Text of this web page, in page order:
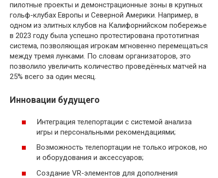
пилотные проекты и демонстрационные зоны в крупных
гольф-клубах Европы и Северной Америки. Например, в
одном из элитных клубов на Калифорнийском побережье
в 2023 году была успешно протестирована прототипная
система, позволяющая игрокам мгновенно перемещаться
между тремя лунками. По словам организаторов, это
позволило увеличить количество проведённых матчей на
25% всего за один месяц.
Инновации будущего
Интеграция телепортации с системой анализа
игры и персональными рекомендациями;
Возможность телепортации не только игроков, но
и оборудования и аксессуаров;
Создание VR-элементов для дополнения